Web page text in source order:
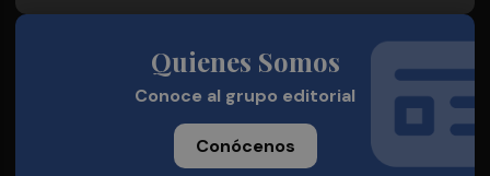
Quienes Somos
Conoce al grupo editorial
Conócenos